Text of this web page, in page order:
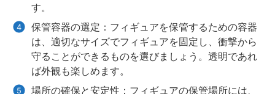
す。
保管容器の選定：フィギュアを保管するための容器
は、適切なサイズでフィギュアを固定し、衝撃から
守ることができるものを選びましょう。透明であれ
ば外観も楽しめます。
場所の確保と安定性：フィギュアの保管場所には、